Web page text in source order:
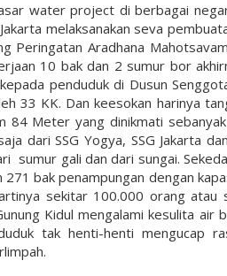
water project di berbagai
melaksanakan seva
Peringatan Aradhana
10 bak dan 2 sumur bor
penduduk di Dusun
33 KK. Dan keesokan harinya
84 Meter yang dinikmati
dari SSG Yogya, SSG Jakarta
sumur gali dan dari sungai.
271 bak penampungan dengan
sekitar 100.000 orang
Kidul mengalami kesulita
tak henti-henti mengucap